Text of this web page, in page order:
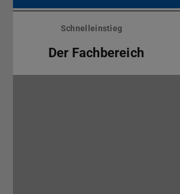
Menü
überspringenSchnelleinstieg
Der Fachbereich